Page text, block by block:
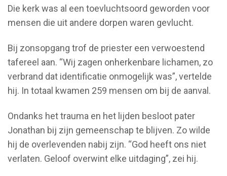
Die kerk was al een toevluchtsoord geworden voor
mensen die uit andere dorpen waren gevlucht.
Bij zonsopgang trof de priester een verwoestend
tafereel aan. “Wij zagen onherkenbare lichamen, zo
verbrand dat identificatie onmogelijk was”, vertelde
hij. In totaal kwamen 259 mensen om bij de aanval.
Ondanks het trauma en het lijden besloot pater
Jonathan bij zijn gemeenschap te blijven. Zo wilde
hij de overlevenden nabij zijn. “God heeft ons niet
verlaten. Geloof overwint elke uitdaging”, zei hij.